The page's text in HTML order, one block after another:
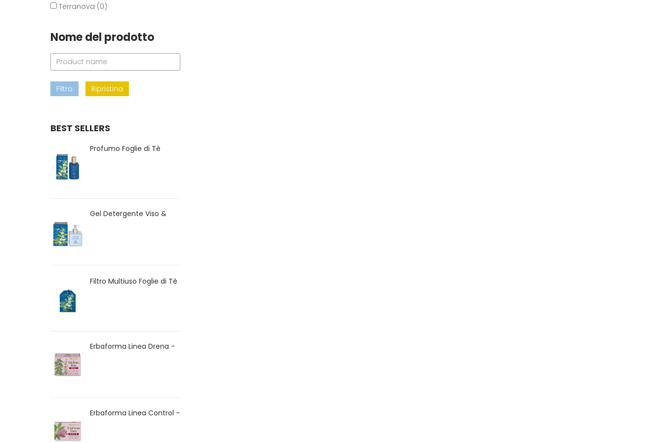
Terranova (0)
Nome del prodotto
Filtro Ripristina
BEST SELLERS
Profumo Foglie di Tè
Gel Detergente Viso &
Filtro Multiuso Foglie di Tè
Erbaforma Linea Drena -
Erbaforma Linea Control -